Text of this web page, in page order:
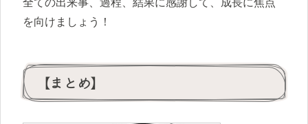
全ての出来事、過程、結果に感謝して、成長に焦点
を向けましょう！
【まとめ】